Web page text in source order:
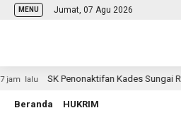
MENU Jumat, 07 Agu 2026
lalu SK Penonaktifan Kades Sungai
Beranda HUKRIM